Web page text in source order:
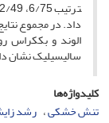
داد. در مجموع
الوند و بک­کراس
سالیسیلیک نشان
کلیدواژه‌ها
تنش خشکی رشد